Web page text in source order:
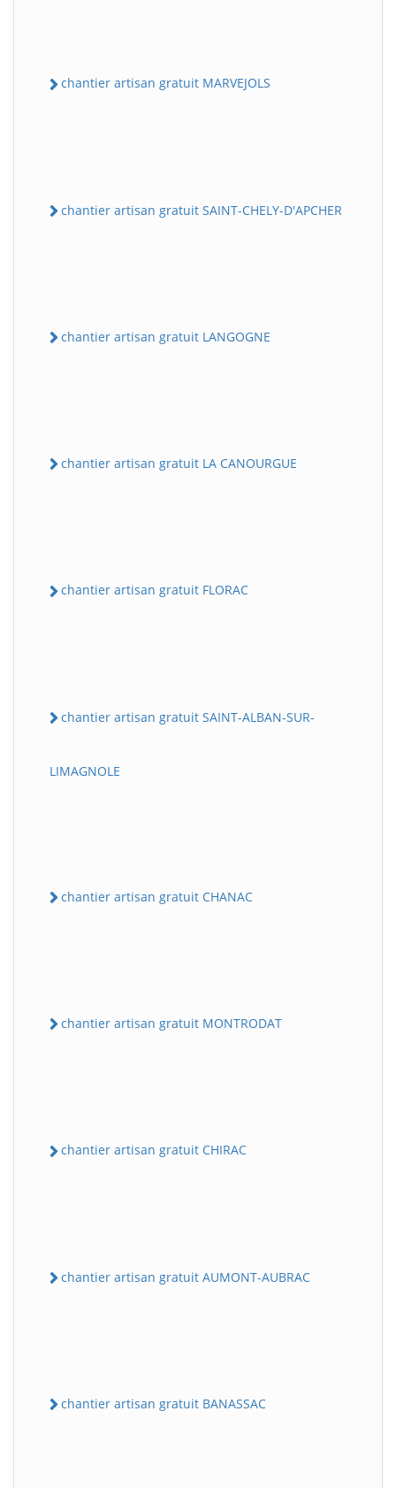
chantier artisan gratuit MARVEJOLS
chantier artisan gratuit SAINT-CHELY-D'APCHER
chantier artisan gratuit LANGOGNE
chantier artisan gratuit LA CANOURGUE
chantier artisan gratuit FLORAC
chantier artisan gratuit SAINT-ALBAN-SUR-
LIMAGNOLE
chantier artisan gratuit CHANAC
chantier artisan gratuit MONTRODAT
chantier artisan gratuit CHIRAC
chantier artisan gratuit AUMONT-AUBRAC
chantier artisan gratuit BANASSAC